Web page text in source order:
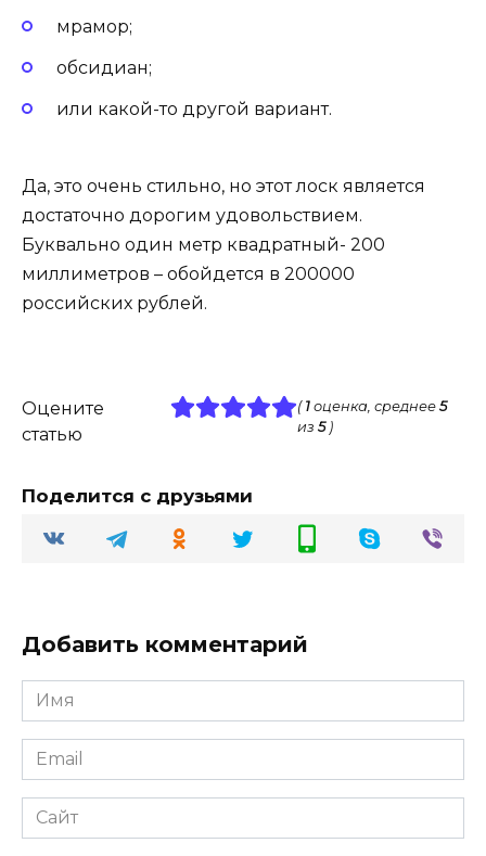
мрамор;
обсидиан;
или какой-то другой вариант.
Да, это очень стильно, но этот лоск является
достаточно дорогим удовольствием.
Буквально один метр квадратный- 200
миллиметров – обойдется в 200000
российских рублей.
Оцените
статью
( 1оценка, среднее 5
из 5)
Поделится с друзьями
Добавить комментарий
Имя
Email
Сайт